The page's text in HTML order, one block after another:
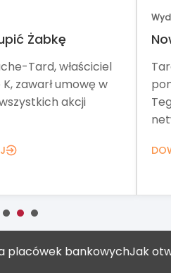
Żabkę
Tard, właściciel
zawarł umowę w
akcji
bankowychJak otworzyć